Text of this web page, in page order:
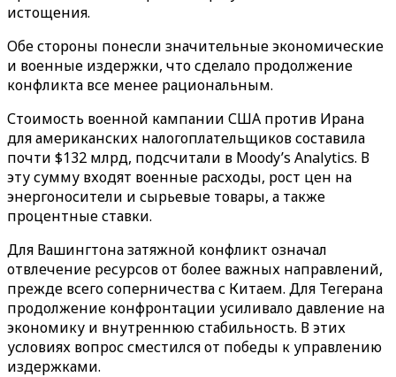
истощения.
Обе стороны понесли значительные экономические
и военные издержки, что сделало продолжение
конфликта все менее рациональным.
Стоимость военной кампании США против Ирана
для американских налогоплательщиков составила
почти $132 млрд, подсчитали в Moody’s Analytics. В
эту сумму входят военные расходы, рост цен на
энергоносители и сырьевые товары, а также
процентные ставки.
Для Вашингтона затяжной конфликт означал
отвлечение ресурсов от более важных направлений,
прежде всего соперничества с Китаем. Для Тегерана
продолжение конфронтации усиливало давление на
экономику и внутреннюю стабильность. В этих
условиях вопрос сместился от победы к управлению
издержками.